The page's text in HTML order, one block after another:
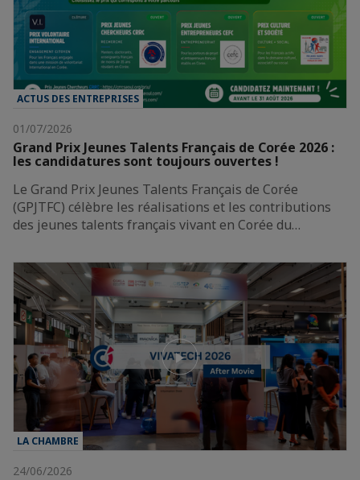
ACTUS DES ENTREPRISES
01/07/2026
Grand Prix Jeunes Talents Français de Corée 2026 :
les candidatures sont toujours ouvertes !
Le Grand Prix Jeunes Talents Français de Corée
(GPJTFC) célèbre les réalisations et les contributions
des jeunes talents français vivant en Corée du…
LA CHAMBRE
24/06/2026